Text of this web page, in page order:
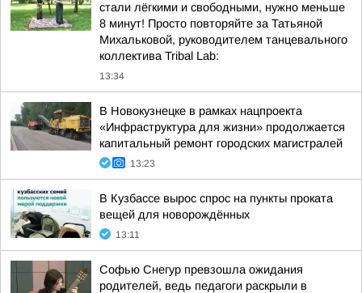
стали лёгкими и свободными, нужно меньше
8 минут! Просто повторяйте за Татьяной
Михальковой, руководителем танцевального
коллектива Tribal Lab:
13:34
В Новокузнецке в рамках нацпроекта
«Инфраструктура для жизни» продолжается
капитальный ремонт городских магистралей
13:23
В Кузбассе вырос спрос на пункты проката
вещей для новорождённых
13:11
Софью Снегур превзошла ожидания
родителей, ведь педагоги раскрыли в